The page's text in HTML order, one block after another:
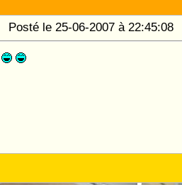
Posté le 25-06-2007 à